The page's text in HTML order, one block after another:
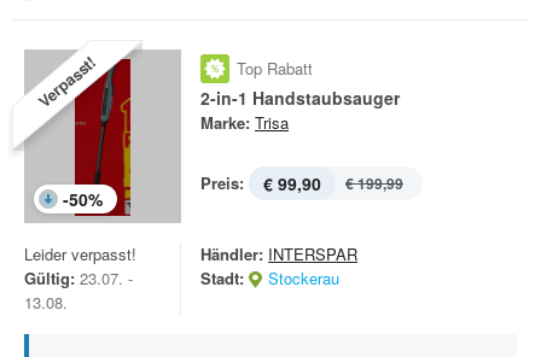
Verpasst!
-50%
Top Rabatt
2-in-1 Handstaubsauger
Marke: Trisa
Preis: € 99,90 € 199,99
Leider verpasst!
Gültig: 23.07. -
13.08.
Händler: INTERSPAR
Stadt:
Stockerau